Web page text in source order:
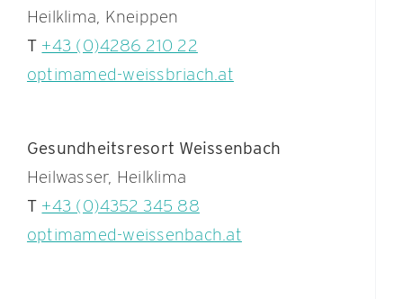
Heilklima, Kneippen
T +43 (0)4286 210 22
optimamed-weissbriach.at
Gesundheitsresort Weissenbach
Heilwasser, Heilklima
T +43 (0)4352 345 88
optimamed-weissenbach.at